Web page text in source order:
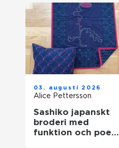
03. augusti 2026
Alice Pettersson
Sashiko japanskt
broderi med
funktion och poesi